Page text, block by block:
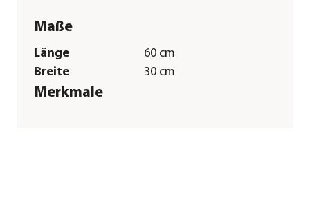
Maße
Länge
60 cm
Breite
30 cm
Merkmale